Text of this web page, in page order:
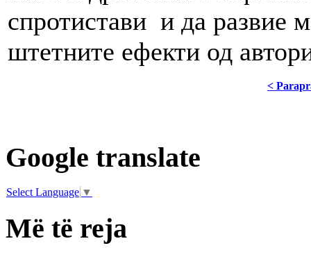
спротистави и да развие
штетните ефекти од
<
Google translate
Select Language ▼
Më të reja